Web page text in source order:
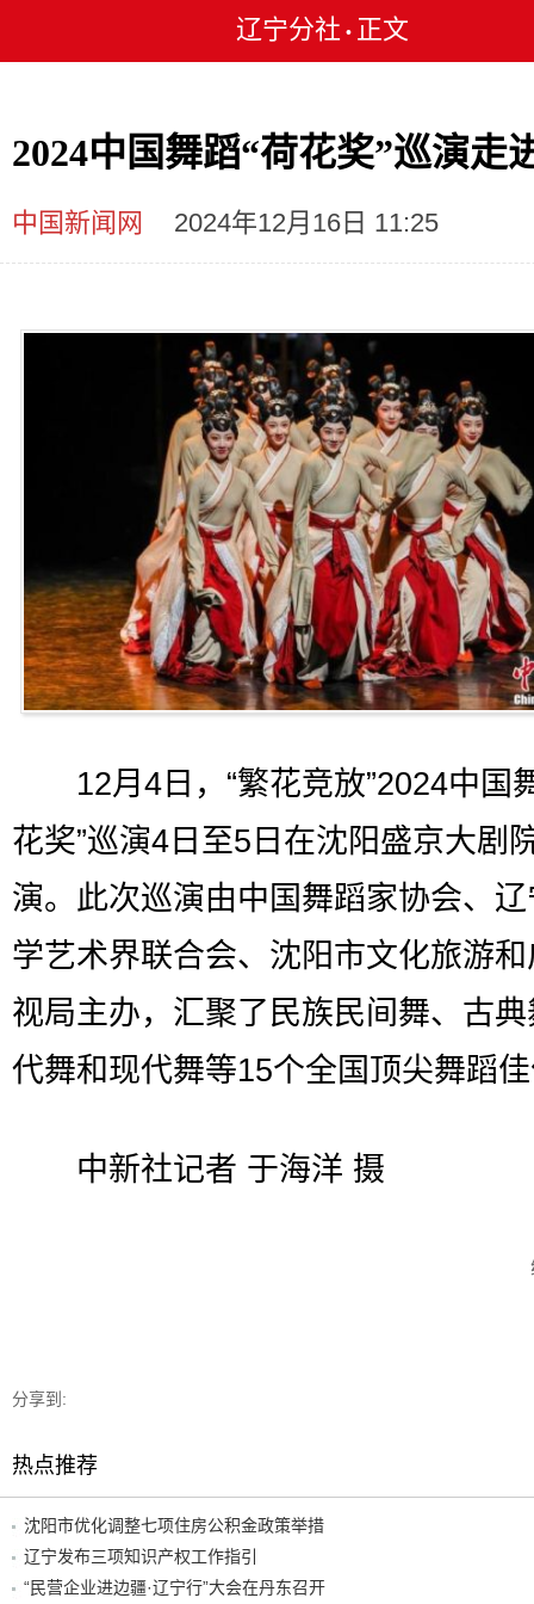
辽宁分社 • 正文
2024中国舞蹈“荷花奖”巡演走
中国新闻网 2024年12月16日 11:25
12月4日，“繁花竞放”2024中国
花奖”巡演4日至5日在沈阳盛京大剧
演。此次巡演由中国舞蹈家协会、
学艺术界联合会、沈阳市文化旅游
视局主办，汇聚了民族民间舞、古
代舞和现代舞等15个全国顶尖舞蹈
中新社记者 于海洋 摄
分享到:
热点推荐
沈阳市优化调整七项住房公积金政策举措
辽宁发布三项知识产权工作指引
“民营企业进边疆·辽宁行”大会在丹东召开